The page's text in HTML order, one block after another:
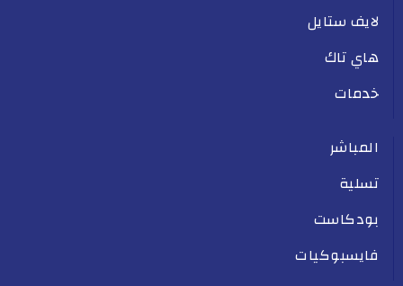
لايف ستايل
هاي تاك
خدمات
المباشر
تسلية
بودكاست
فايسبوكيات